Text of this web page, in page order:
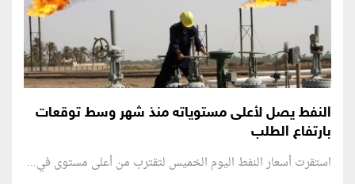
النفط يصل لأعلى مستوياته منذ شهر وسط توقعات
بارتفاع الطلب
استقرت أسعار النفط اليوم الخميس لتقترب من أعلى مستوى في...